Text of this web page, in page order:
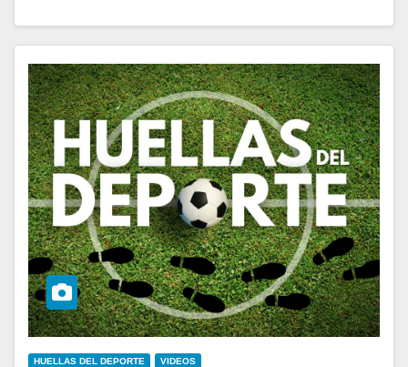
HUELLAS DEL DEPORTE VIDEOS